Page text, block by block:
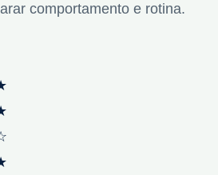
comportamento e rotina.